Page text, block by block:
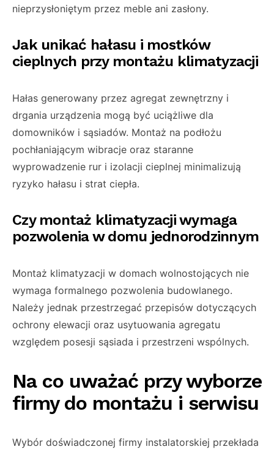
nieprzysłoniętym przez meble ani zasłony.
Jak unikać hałasu i mostków
cieplnych przy montażu klimatyzacji
Hałas generowany przez agregat zewnętrzny i
drgania urządzenia mogą być uciążliwe dla
domowników i sąsiadów. Montaż na podłożu
pochłaniającym wibracje oraz staranne
wyprowadzenie rur i izolacji cieplnej minimalizują
ryzyko hałasu i strat ciepła.
Czy montaż klimatyzacji wymaga
pozwolenia w domu jednorodzinnym
Montaż klimatyzacji w domach wolnostojących nie
wymaga formalnego pozwolenia budowlanego.
Należy jednak przestrzegać przepisów dotyczących
ochrony elewacji oraz usytuowania agregatu
względem posesji sąsiada i przestrzeni wspólnych.
Na co uważać przy wyborze
firmy do montażu i serwisu
Wybór doświadczonej firmy instalatorskiej przekłada